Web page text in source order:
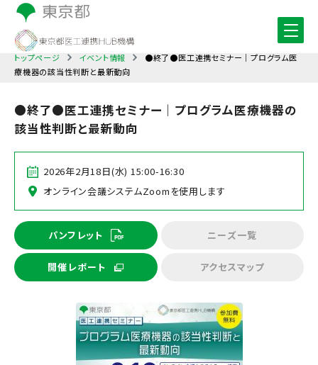
トップページ イベント情報
●終了●医工連携セミナー｜プログラム医
療機器の該当性判断と最新動向
●終了●医工連携セミナー｜プログラム医療機器の
該当性判断と最新動向
2026年2月18日(水) 15:00-16:30
オンライン会議システムZoomを使用します
パンフレット ニーズ一覧
開催レポート アクセスマップ